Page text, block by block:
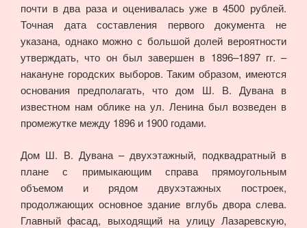
почти в два раза и оценивалась уже в 4500 рублей.
Точная дата составления первого документа не
указана, однако можно с большой долей вероятности
утверждать, что он был завершен в 1896–1897 гг. –
накануне городских выборов. Таким образом, имеются
основания предполагать, что дом Ш. В. Дувана в
известном нам облике на ул. Ленина был возведен в
промежутке между 1896 и 1900 годами.
Дом Ш. В. Дувана – двухэтажный, подквадратный в
плане с примыкающим справа прямоугольным
объемом и рядом двухэтажных построек,
продолжающих основное здание вглубь двора слева.
Главный фасад, выходящий на улицу Лазаревскую,